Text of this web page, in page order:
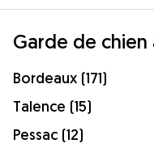
Garde de
Bordeaux (171)
Talence (15)
Pessac (12)